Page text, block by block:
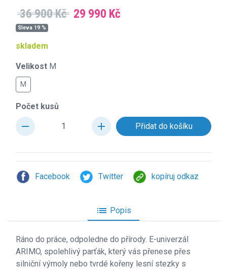
36 900 Kč 29 990 Kč
Sleva 19 %
skladem
Velikost M
M
Počet kusů
remove add
Facebook Twitter kopíruj odkaz
list Popis
Ráno do práce, odpoledne do přírody. E-univerzál
ARIMO, spolehlivý parťák, který vás přenese přes
silniční výmoly nebo tvrdé kořeny lesní stezky s